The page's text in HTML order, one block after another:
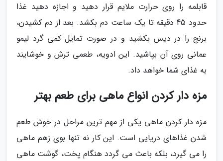
قابلمه را روی حرارت ملایم قرار دهید و اجازه دهید غذا
حدود 45 دقیقه تا یک ساعت دم بکشد. بعد از دم کشیدن،
برنج را در دیس بکشید و در صورت تمایل کمی گرد لیمو
عمانی روی آن بپاشید. این ادویه، طعمی ترش و خوشایند
به غذای شما خواهد داد.
مزه دار کردن انواع ماهی برای طعم بهتر
مزه دار کردن ماهی یکی از مهم ترین مراحل در خوش طعم
شدن غذاهای دریایی است. این کار نه تنها بوی زهم ماهی
را می گیرد، بلکه باعث می گردد هنگام پخت، گوشت ماهی